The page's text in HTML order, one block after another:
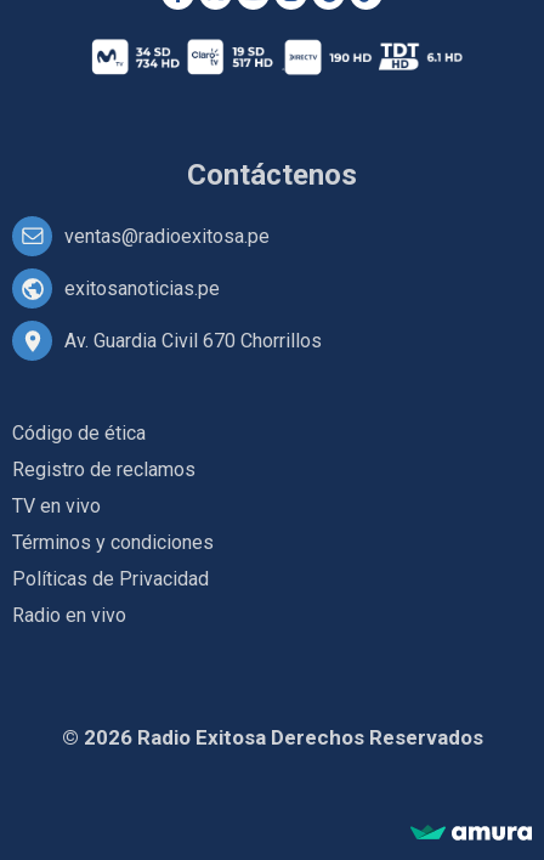
Contáctenos
ventas@radioexitosa.pe
exitosanoticias.pe
Av. Guardia Civil 670 Chorrillos
Código de ética
Registro de reclamos
TV en vivo
Términos y condiciones
Políticas de Privacidad
Radio en vivo
© 2026 Radio Exitosa Derechos Reservados